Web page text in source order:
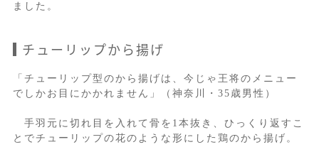
ました。
チューリップから揚げ
「チューリップ型のから揚げは、今じゃ王将のメニュー
でしかお目にかかれません」（神奈川・35歳男性）
手羽元に切れ目を入れて骨を1本抜き、ひっくり返すこ
とでチューリップの花のような形にした鶏のから揚げ。